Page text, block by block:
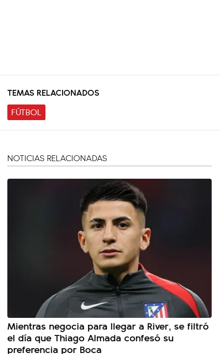
TEMAS RELACIONADOS
FÚTBOL
NOTICIAS RELACIONADAS
Mientras negocia para llegar a River, se filtró
el día que Thiago Almada confesó su
preferencia por Boca